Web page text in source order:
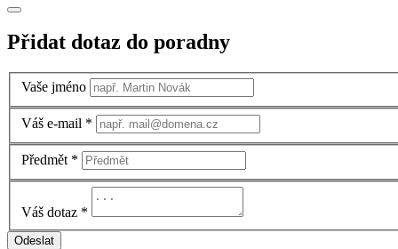
Přidat dotaz do poradny
Vaše jméno
Váš e-mail *
Předmět *
Váš dotaz *
Odeslat